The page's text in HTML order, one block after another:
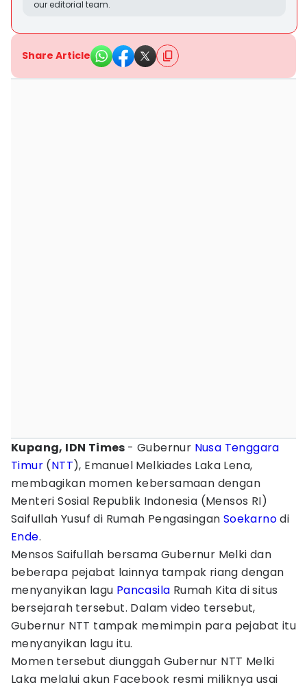
our editorial team.
Share Article
Kupang, IDN Times - Gubernur Nusa Tenggara
Timur (NTT), Emanuel Melkiades Laka Lena,
membagikan momen kebersamaan dengan
Menteri Sosial Republik Indonesia (Mensos RI)
Saifullah Yusuf di Rumah Pengasingan Soekarnodi
Ende.
Mensos Saifullah bersama Gubernur Melki dan
beberapa pejabat lainnya tampak riang dengan
menyanyikan lagu Pancasila Rumah Kita di situs
bersejarah tersebut. Dalam video tersebut,
Gubernur NTT tampak memimpin para pejabat itu
menyanyikan lagu itu.
Momen tersebut diunggah Gubernur NTT Melki
Laka melalui akun Facebook resmi miliknya usai